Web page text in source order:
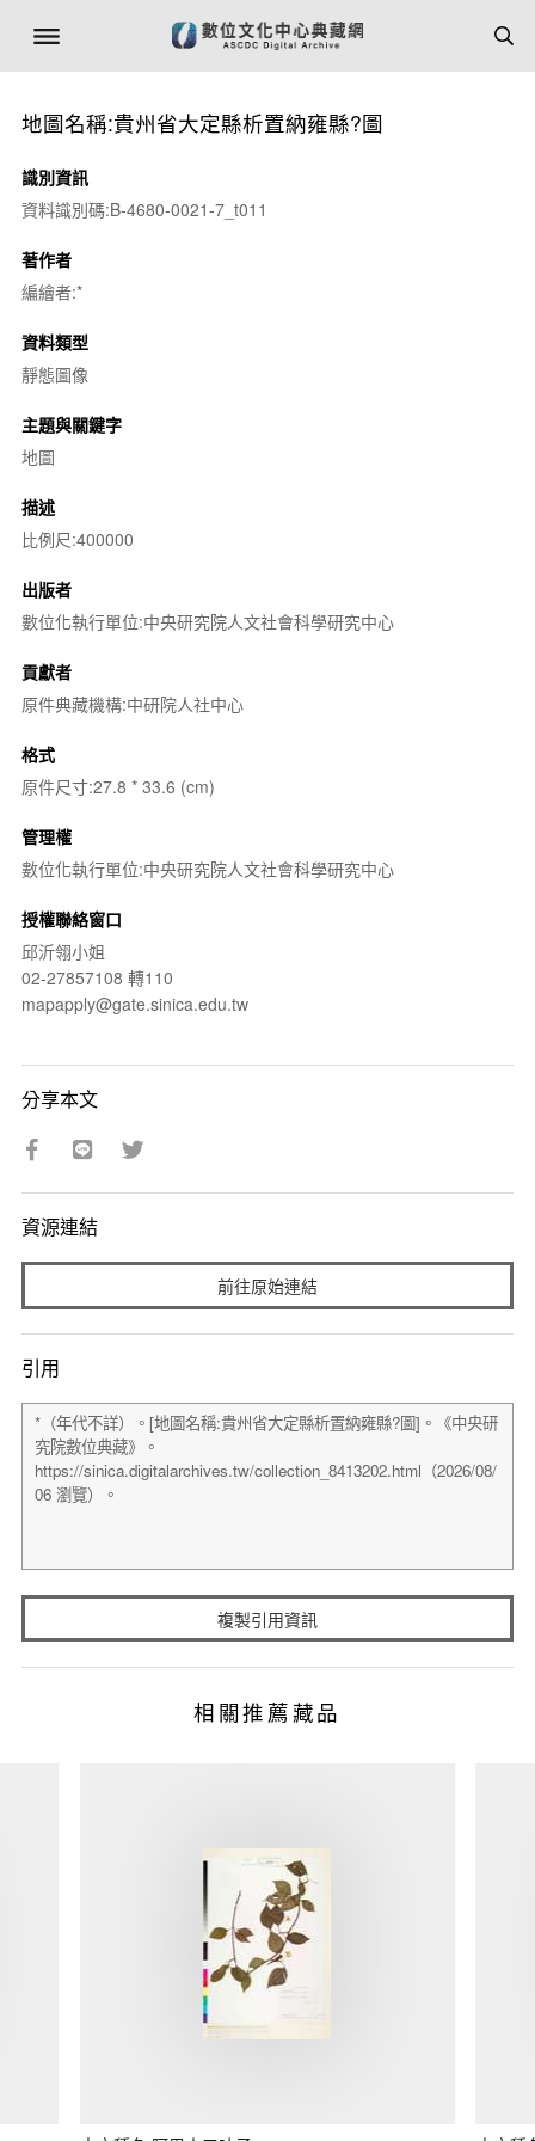
地圖名稱:貴州省大定縣析置納雍縣?圖
識別資訊
資料識別碼:B-4680-0021-7_t011
著作者
編繪者:*
資料類型
靜態圖像
主題與關鍵字
地圖
描述
比例尺:400000
出版者
數位化執行單位:中央研究院人文社會科學研究中心
貢獻者
原件典藏機構:中研院人社中心
格式
原件尺寸:27.8 * 33.6 (cm)
管理權
數位化執行單位:中央研究院人文社會科學研究中心
授權聯絡窗口
邱沂翎小姐
02-27857108 轉110
mapapply@gate.sinica.edu.tw
分享本文
資源連結
前往原始連結
引用
複製引用資訊
相關推薦藏品